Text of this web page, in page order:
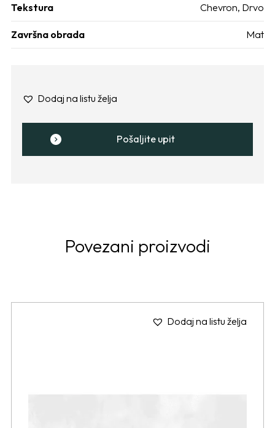
Tekstura Chevron, Drvo
Završna obrada Mat
Dodaj na listu želja
Pošaljite upit
Povezani proizvodi
Dodaj na listu želja